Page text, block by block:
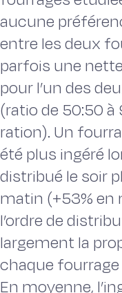
aucune
entre les deux
parfois une
pour l’un des
(ratio de 50:50 à
ration). Un
été plus ingéré
distribué le soir
matin (+53% en
l’ordre de
largement la
chaque
En moyenne,